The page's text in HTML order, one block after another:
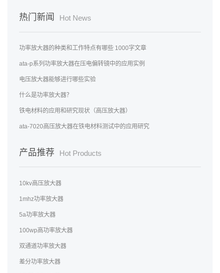
热门新闻 Hot News
功率放大器的种类和工作特点有哪些 1000字文章
ata-p系列功率放大器在压电偏转镜中的应用实例
电压放大器能够进行哪些实验
什么是功率放大器？
铁电材料的应用和研究现状（高压放大器）
ata-7020高压放大器在铁电材料测试中的应用研究
产品推荐 Hot Products
10kv高压放大器
1mhz功率放大器
5a功率放大器
100wp高功率放大器
双通道功率放大器
差分功率放大器